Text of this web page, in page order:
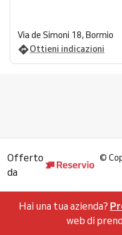
Via de Simoni 18, Bormio
Ottieni indicazioni
Offerto
da
©
Hai una tua azienda?
web di